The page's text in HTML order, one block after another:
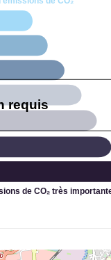
de CO₂ très
requis